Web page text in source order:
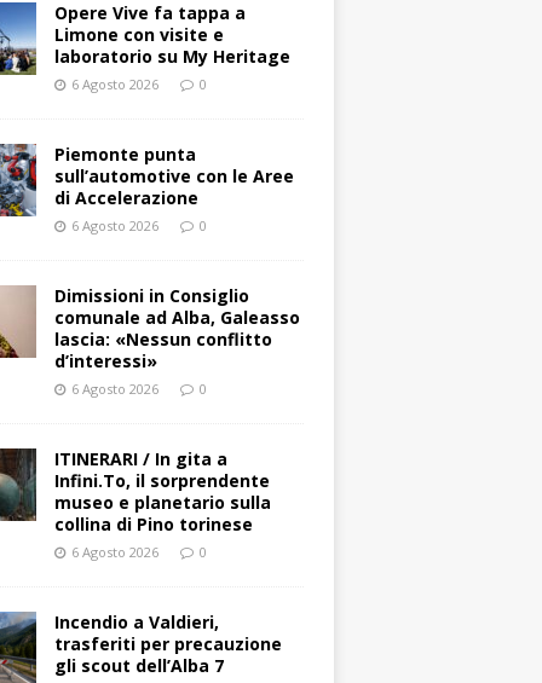
Opere Vive fa tappa a
Limone con visite e
laboratorio su My Heritage
6 Agosto 2026 0
Piemonte punta
sull’automotive con le Aree
di Accelerazione
6 Agosto 2026 0
Dimissioni in Consiglio
comunale ad Alba, Galeasso
lascia: «Nessun conflitto
d’interessi»
6 Agosto 2026 0
ITINERARI / In gita a
Infini.To, il sorprendente
museo e planetario sulla
collina di Pino torinese
6 Agosto 2026 0
Incendio a Valdieri,
trasferiti per precauzione
gli scout dell’Alba 7